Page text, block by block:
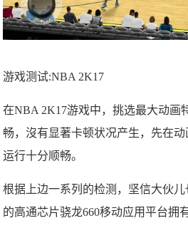
游戏测试:NBA 2K17
在NBA 2K17游戏中，挑选最大动画
畅，沒有显著卡顿状况产生，先在
运行十分顺畅。
根据上边一系列的检测，坚信大伙儿
的高通芯片骁龙660移动应用平台拥